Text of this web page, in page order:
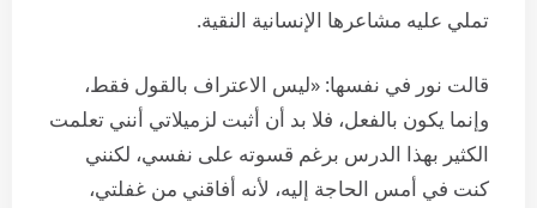
تملي عليه مشاعرها الإنسانية النقية.
قالت نور في نفسها: «ليس الاعتراف بالقول فقط،
وإنما يكون بالفعل، فلا بد أن أثبت لزميلاتي أنني تعلمت
الكثير بهذا الدرس برغم قسوته على نفسي، لكنني
كنت في أمس الحاجة إليه، لأنه أفاقني من غفلتي،